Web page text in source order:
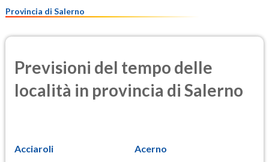
Provincia di Salerno
Previsioni del tempo delle
località in provincia di Salerno
Acciaroli Acerno